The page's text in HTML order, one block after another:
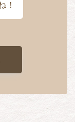
！